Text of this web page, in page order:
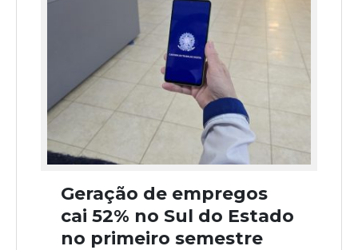
Geração de empregos
cai 52% no Sul do Estado
no primeiro semestre